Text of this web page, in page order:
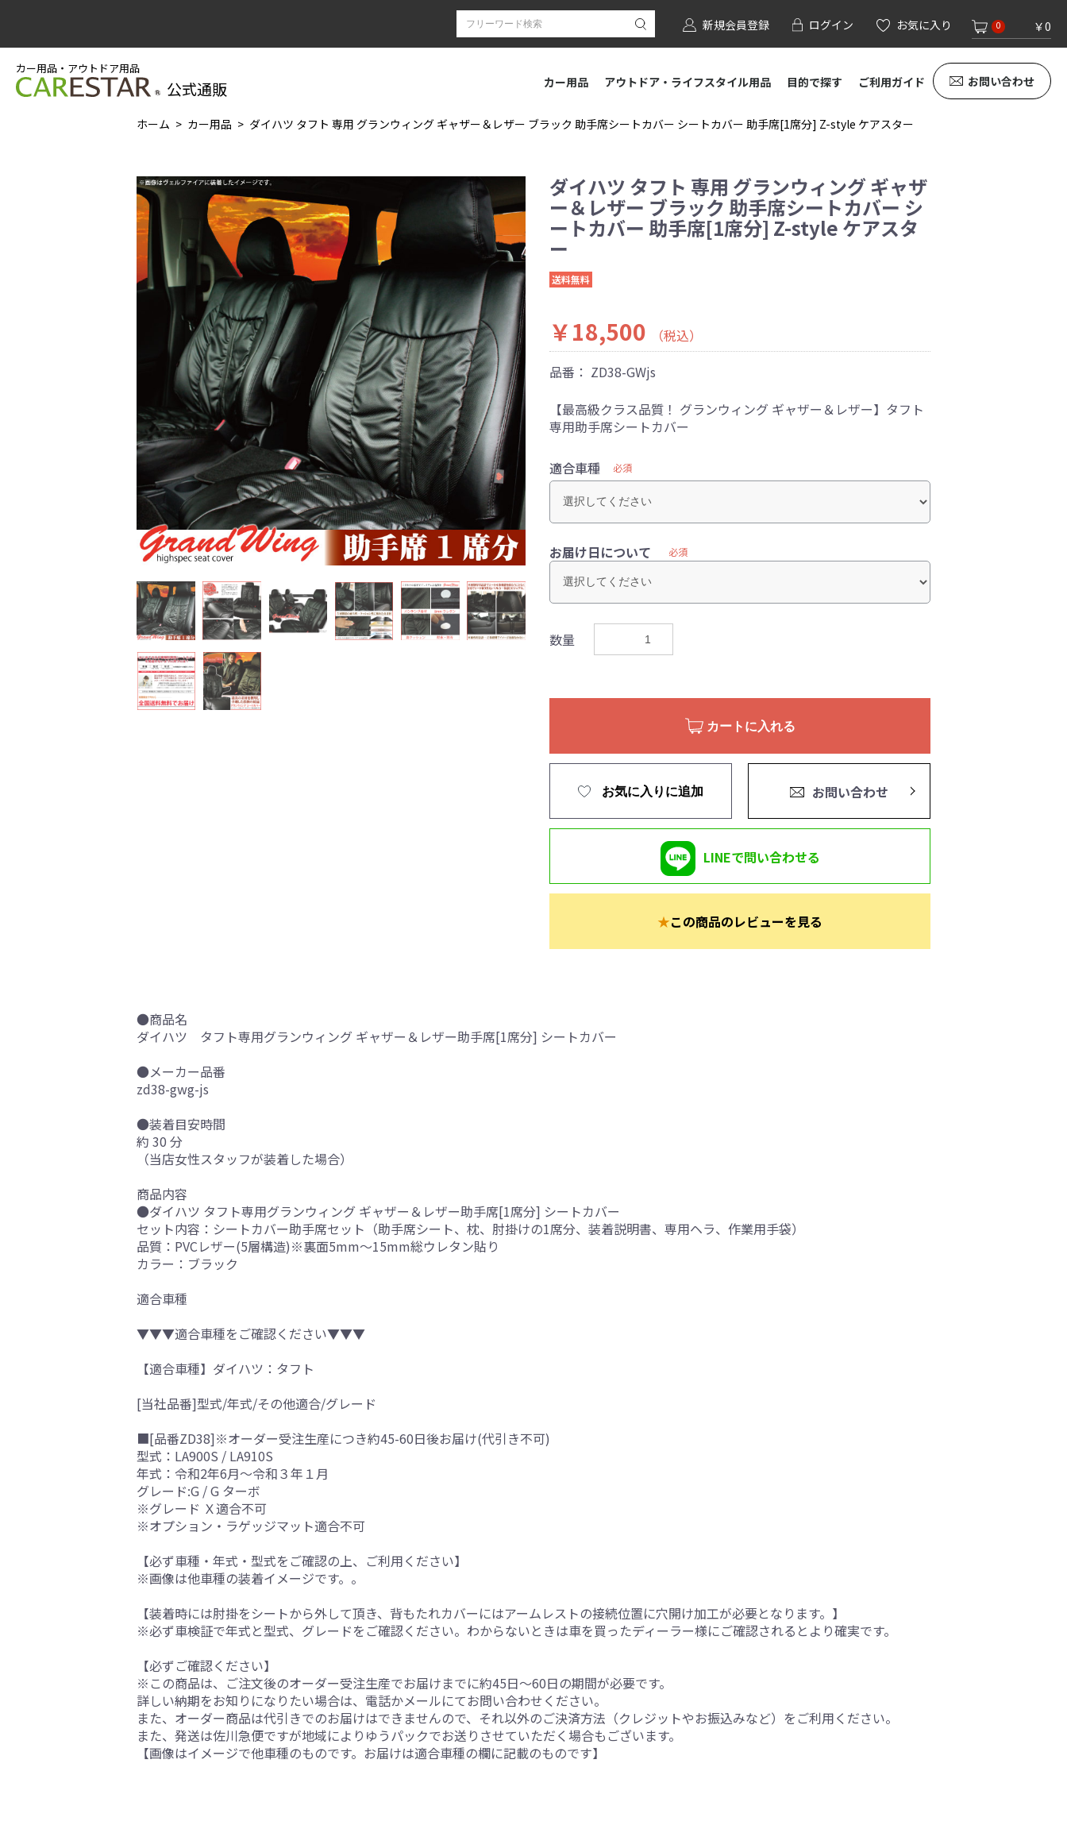
新規会員登録 ログイン お気に入り 0 ￥0
カー用品・アウトドア用品
公式通販 カー用品 アウトドア・ライフスタイル用品 目的で探す ご利用ガイド お問い合わせ
ホーム カー用品 ダイハツ タフト 専用 グランウィング ギャザー＆レザー ブラック 助手席シートカバー シートカバー 助手席[1席分] Z-style ケアスター
ダイハツ タフト 専用 グランウィング ギャザ
ー＆レザー ブラック 助手席シートカバー シ
ートカバー 助手席[1席分] Z-style ケアスタ
ー
送料無料
￥18,500
（税込）
品番： ZD38-GWjs
【最高級クラス品質！ グランウィング ギャザー＆レザー】タフト
専用助手席シートカバー
適合車種 必須
お届け日について 必須
数量
カートに入れる
お気に入りに追加 お問い合わせ
LINEで問い合わせる
★この商品のレビューを見る
●商品名
ダイハツ タフト専用グランウィング ギャザー＆レザー助手席[1席分] シートカバー
●メーカー品番
zd38-gwg-js
●装着目安時間
約 30 分
（当店女性スタッフが装着した場合）
商品内容
●ダイハツ タフト専用グランウィング ギャザー＆レザー助手席[1席分] シートカバー
セット内容：シートカバー助手席セット（助手席シート、枕、肘掛けの1席分、装着説明書、専用ヘラ、作業用手袋）
品質：PVCレザー(5層構造)※裏面5mm～15mm総ウレタン貼り
カラー：ブラック
適合車種
▼▼▼適合車種をご確認ください▼▼▼
【適合車種】ダイハツ：タフト
[当社品番]型式/年式/その他適合/グレード
■[品番ZD38]※オーダー受注生産につき約45-60日後お届け(代引き不可)
型式：LA900S / LA910S
年式：令和2年6月～令和３年１月
グレード:G / G ターボ
※グレード Ｘ適合不可
※オプション・ラゲッジマット適合不可
【必ず車種・年式・型式をご確認の上、ご利用ください】
※画像は他車種の装着イメージです。。
【装着時には肘掛をシートから外して頂き、背もたれカバーにはアームレストの接続位置に穴開け加工が必要となります。】
※必ず車検証で年式と型式、グレードをご確認ください。わからないときは車を買ったディーラー様にご確認されるとより確実です。
【必ずご確認ください】
※この商品は、ご注文後のオーダー受注生産でお届けまでに約45日～60日の期間が必要です。
詳しい納期をお知りになりたい場合は、電話かメールにてお問い合わせください。
また、オーダー商品は代引きでのお届けはできませんので、それ以外のご決済方法（クレジットやお振込みなど）をご利用ください。
また、発送は佐川急便ですが地域によりゆうパックでお送りさせていただく場合もございます。
【画像はイメージで他車種のものです。お届けは適合車種の欄に記載のものです】